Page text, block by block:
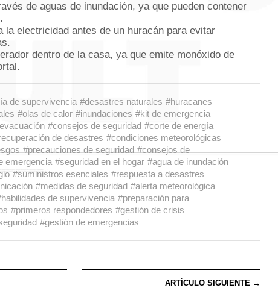
de aguas de inundación, ya que pueden contener
la electricidad antes de un huracán para evitar
dentro de la casa, ya que emite monóxido de
de supervivencia #desastres naturales #huracanes
#olas de calor #inundaciones #kit de emergencia
#consejos de seguridad #corte de energía
de desastres #condiciones meteorológicas
#precauciones de seguridad #consejos de
emergencia #seguridad en el hogar #agua de inundación
#suministros esenciales #respuesta a desastres
#medidas de seguridad #alerta meteorológica
de supervivencia #preparación para
#primeros respondedores #gestión de crisis
#gestión de emergencias
ARTÍCULO SIGUIENTE →